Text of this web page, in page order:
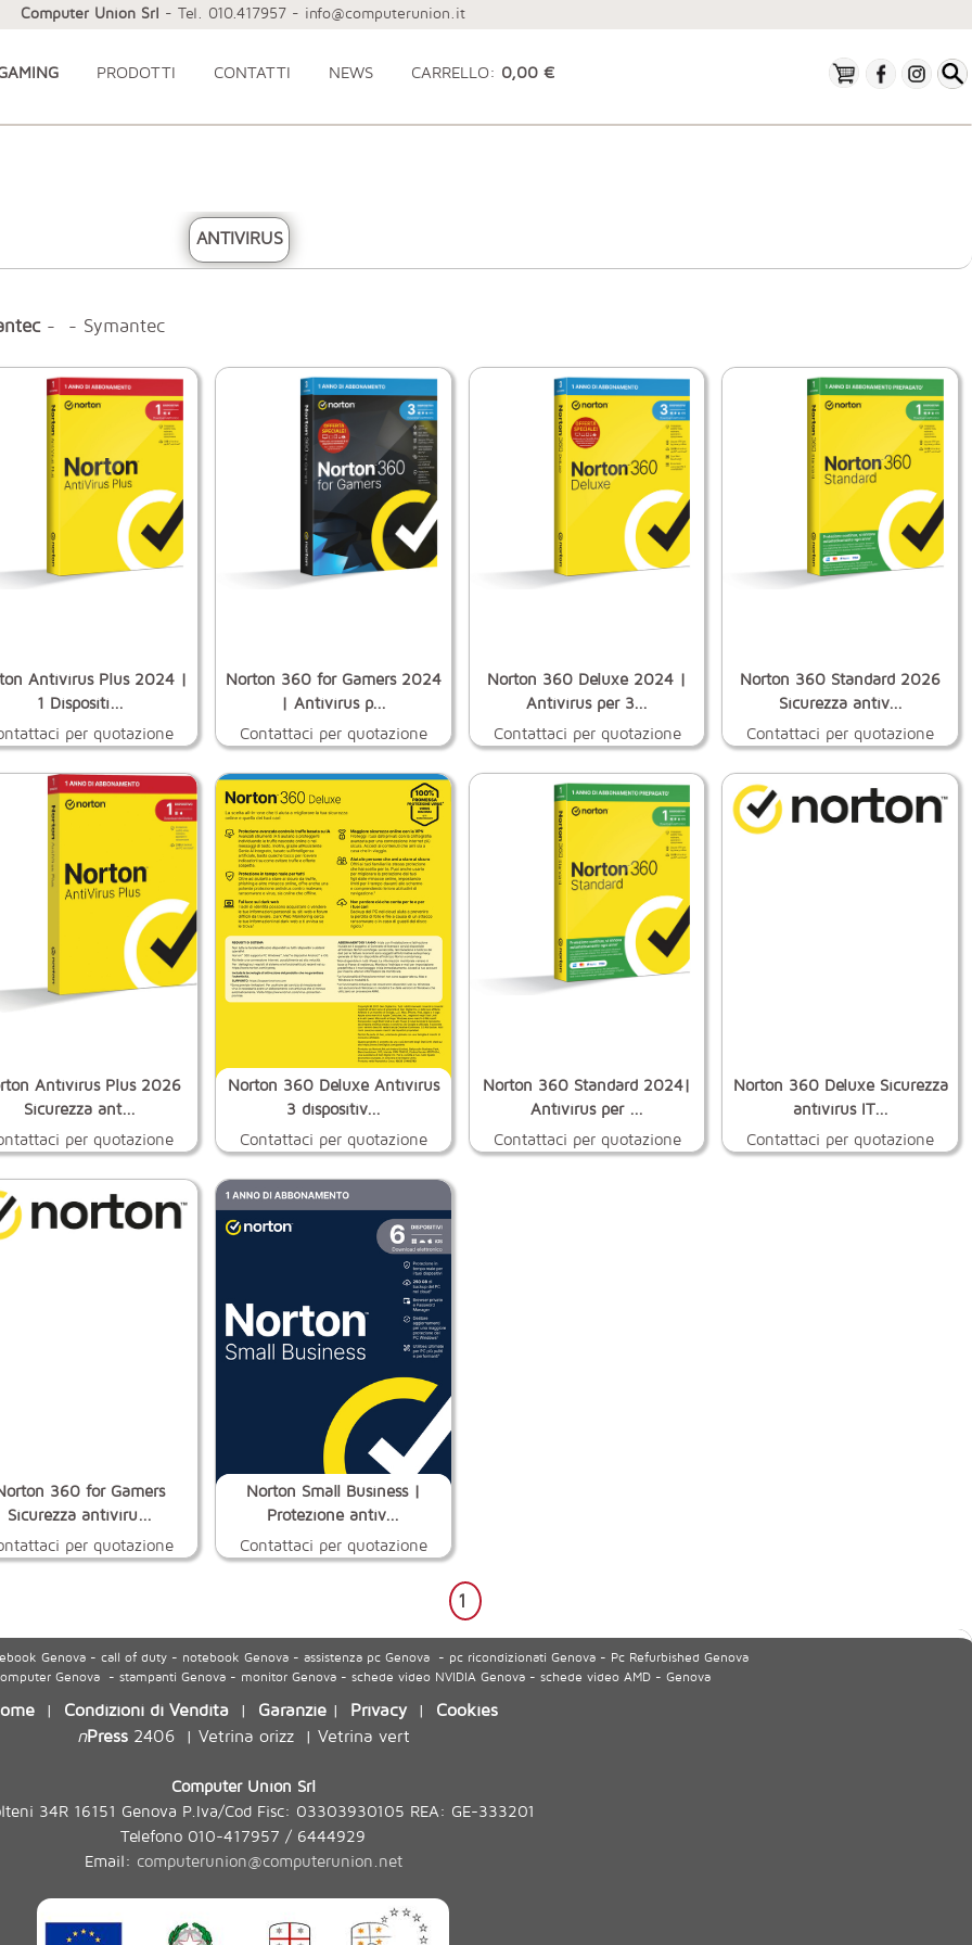
Computer Union Srl - Tel. 010.417957 - info@computerunion.it
PRODOTTI CONTATTI NEWS CARRELLO: 0,00 €
ANTIVIRUS
- - Symantec
Antivirus Plus 2024 |
1 Dispositi...
per quotazione
Norton 360 for Gamers 2024
| Antivirus p...
Contattaci per quotazione
Norton 360 Deluxe 2024 |
Antivirus per 3...
Contattaci per quotazione
Norton 360 Standard 2026
Sicurezza antiv...
Contattaci per quotazione
Antivirus Plus 2026
Sicurezza ant...
per quotazione
Norton 360 Deluxe Antivirus
3 dispositiv...
Contattaci per quotazione
Norton 360 Standard 2024|
Antivirus per ...
Contattaci per quotazione
Norton 360 Deluxe Sicurezza
antivirus IT...
Contattaci per quotazione
360 for Gamers
Sicurezza antiviru...
per quotazione
Norton Small Business |
Protezione antiv...
Contattaci per quotazione
1
Genova - call of duty - notebook Genova - assistenza pc Genova - pc ricondizionati Genova - Pc Refurbished Genova
Genova - stampanti Genova - monitor Genova - schede video NVIDIA Genova - schede video AMD - Genova
| Condizioni di Vendita | Garanzie | Privacy| Cookies
nPress2406| Vetrina orizz| Vetrina vert
Computer Union Srl
34R 16151 Genova P.Iva/Cod Fisc: 03303930105 REA: GE-333201
Telefono 010-417957 / 6444929
Email: computerunion@computerunion.net